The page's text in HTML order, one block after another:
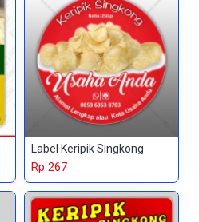
Label Keripik Singkong
Rp 267